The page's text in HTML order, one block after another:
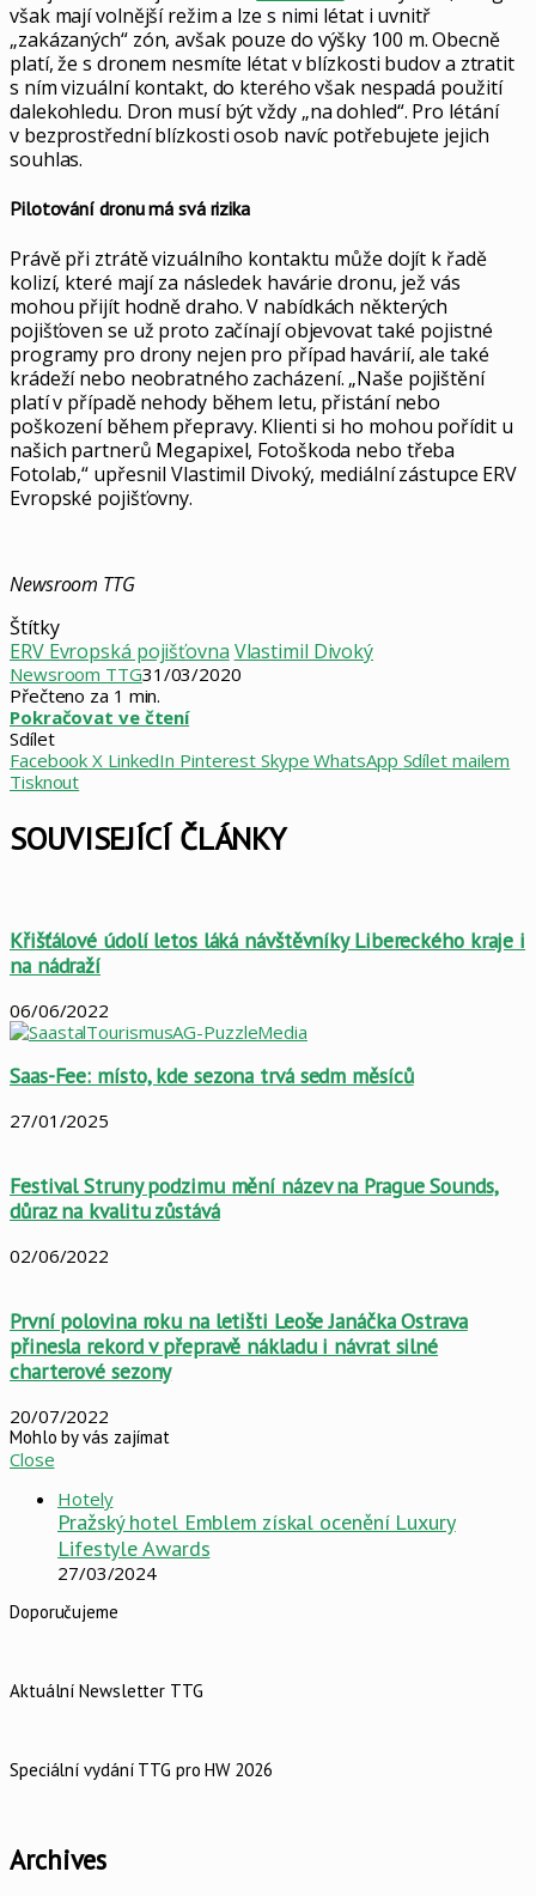
však mají volnější režim a lze s nimi létat i uvnitř
„zakázaných“ zón, avšak pouze do výšky 100 m. Obecně
platí, že s dronem nesmíte létat v blízkosti budov a ztratit
s ním vizuální kontakt, do kterého však nespadá použití
dalekohledu. Dron musí být vždy „na dohled“. Pro létání
v bezprostřední blízkosti osob navíc potřebujete jejich
souhlas.
Pilotování dronu má svá rizika
Právě při ztrátě vizuálního kontaktu může dojít k řadě
kolizí, které mají za následek havárie dronu, jež vás
mohou přijít hodně draho. V nabídkách některých
pojišťoven se už proto začínají objevovat také pojistné
programy pro drony nejen pro případ havárií, ale také
krádeží nebo neobratného zacházení. „Naše pojištění
platí v případě nehody během letu, přistání nebo
poškození během přepravy. Klienti si ho mohou pořídit u
našich partnerů Megapixel, Fotoškoda nebo třeba
Fotolab,“ upřesnil Vlastimil Divoký, mediální zástupce ERV
Evropské pojišťovny.
Newsroom TTG
Štítky
ERV Evropská pojišťovna Vlastimil Divoký
Newsroom TTG31/03/2020
Přečteno za 1 min.
Pokračovat ve čtení
Sdílet
Facebook X LinkedIn Pinterest Skype WhatsApp Sdílet mailem
Tisknout
SOUVISEJÍCÍ ČLÁNKY
Křišťálové údolí letos láká návštěvníky Libereckého kraje i
na nádraží
06/06/2022
Saas-Fee: místo, kde sezona trvá sedm měsíců
27/01/2025
Festival Struny podzimu mění název na Prague Sounds,
důraz na kvalitu zůstává
02/06/2022
První polovina roku na letišti Leoše Janáčka Ostrava
přinesla rekord v přepravě nákladu i návrat silné
charterové sezony
20/07/2022
Mohlo by vás zajímat
Close
Hotely
Pražský hotel Emblem získal ocenění Luxury
Lifestyle Awards
27/03/2024
Doporučujeme
Aktuální Newsletter TTG
Speciální vydání TTG pro HW 2026
Archives